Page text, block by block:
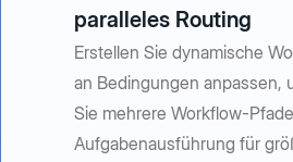
paralleles Routing
Erstellen Sie dynamische
an Bedingungen anpassen,
Sie mehrere Workflow-
Aufgabenausführung für